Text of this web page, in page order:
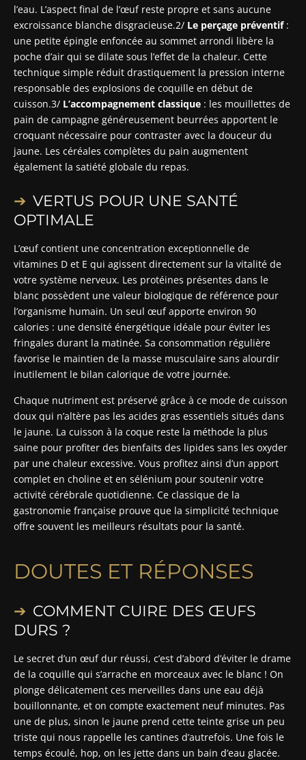
l’eau. L’aspect final de l’œuf reste propre et sans aucune
excroissance blanche disgracieuse.2/ Le perçage préventif:
une petite épingle enfoncée au sommet arrondi libère la
poche d’air qui se dilate sous l’effet de la chaleur. Cette
technique simple réduit drastiquement la pression interne
responsable des explosions de coquille en début de
cuisson.3/ L’accompagnement classique : les mouillettes de
pain de campagne généreusement beurrées apportent le
croquant nécessaire pour contraster avec la douceur du
jaune. Les céréales complètes du pain augmentent
également la satiété globale du repas.
VERTUS POUR UNE SANTÉ
OPTIMALE
L’œuf contient une concentration exceptionnelle de
vitamines D et E qui agissent directement sur la vitalité de
votre système nerveux. Les protéines présentes dans le
blanc possèdent une valeur biologique de référence pour
l’organisme humain. Un seul œuf apporte environ 90
calories : une densité énergétique idéale pour éviter les
fringales durant la matinée. Sa consommation régulière
favorise le maintien de la masse musculaire sans alourdir
inutilement le bilan calorique de votre journée.
Chaque nutriment est préservé grâce à ce mode de cuisson
doux qui n’altère pas les acides gras essentiels situés dans
le jaune. La cuisson à la coque reste la méthode la plus
saine pour profiter des bienfaits des lipides sans les oxyder
par une chaleur excessive. Vous profitez ainsi d’un apport
complet en choline et en sélénium pour soutenir votre
activité cérébrale quotidienne. Ce classique de la
gastronomie française prouve que la simplicité technique
offre souvent les meilleurs résultats pour la santé.
DOUTES ET RÉPONSES
COMMENT CUIRE DES ŒUFS
DURS ?
Le secret d’un œuf dur réussi, c’est d’abord d’éviter le drame
de la coquille qui s’arrache en morceaux avec le blanc ! On
plonge délicatement ces merveilles dans une eau déjà
bouillonnante, et on compte exactement neuf minutes. Pas
une de plus, sinon le jaune prend cette teinte grise un peu
triste qui nous rappelle les cantines d’autrefois. Une fois le
temps écoulé, hop, on les jette dans un bain d’eau glacée.